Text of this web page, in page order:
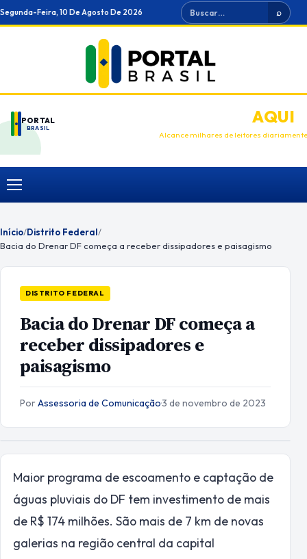
Ir
para
Segunda-Feira, 10 De Agosto De 2026 Buscar ⌕
PORTAL
BRASIL
ANUNCIEAQUI
Alcance milhares de leitores diariamente
Menu
Início/Distrito Federal/
Bacia do Drenar DF começa a receber dissipadores e paisagismo
DISTRITO FEDERAL
Bacia do Drenar DF começa a
receber dissipadores e
paisagismo
PorAssessoria de Comunicação·3 de novembro de 2023
Maior programa de escoamento e captação de
águas pluviais do DF tem investimento de mais
de R$ 174 milhões. São mais de 7 km de novas
galerias na região central da capital